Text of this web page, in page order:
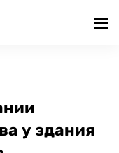
у здания